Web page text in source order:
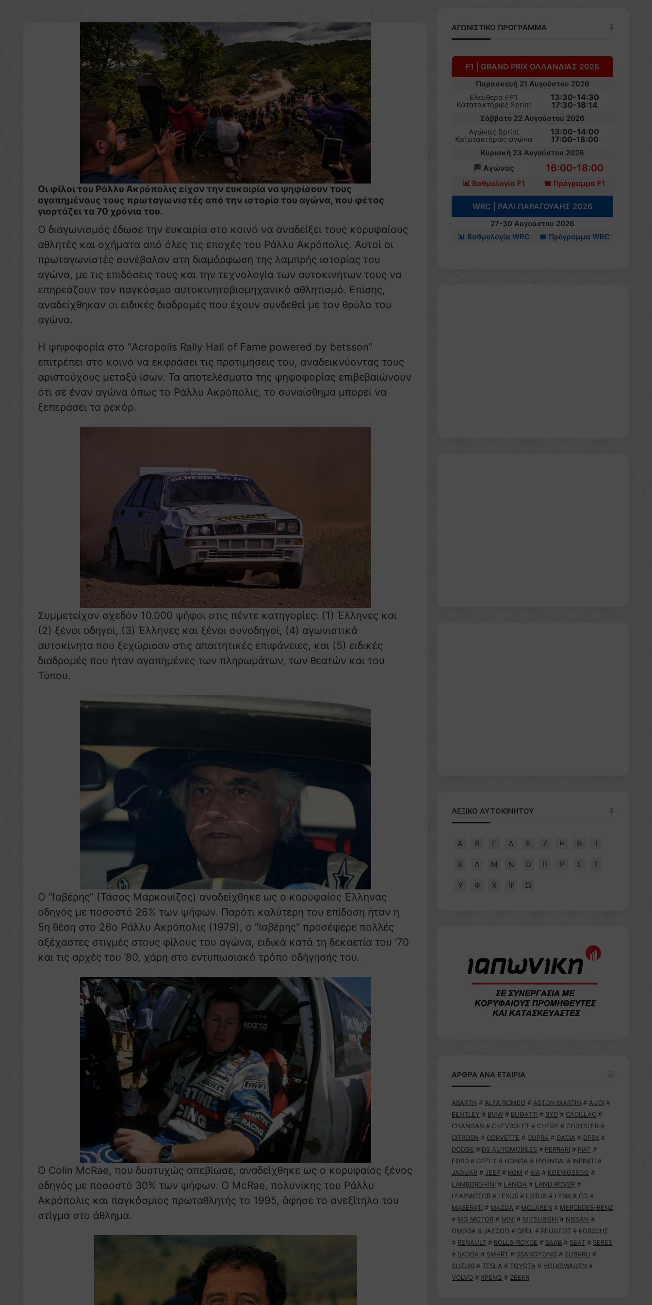
Οι φίλοι του Ράλλυ Ακρόπολις είχαν την ευκαιρία να ψηφίσουν τους
αγαπημένους τους πρωταγωνιστές από την ιστορία του αγώνα, που φέτος
γιορτάζει τα 70 χρόνια του.
Ο διαγωνισμός έδωσε την ευκαιρία στο κοινό να αναδείξει τους κορυφαίους
αθλητές και οχήματα από όλες τις εποχές του Ράλλυ Ακρόπολις. Αυτοί οι
πρωταγωνιστές συνέβαλαν στη διαμόρφωση της λαμπρής ιστορίας του
αγώνα, με τις επιδόσεις τους και την τεχνολογία των αυτοκινήτων τους να
επηρεάζουν τον παγκόσμιο αυτοκινητοβιομηχανικό αθλητισμό. Επίσης,
αναδείχθηκαν οι ειδικές διαδρομές που έχουν συνδεθεί με τον θρύλο του
αγώνα.
Η ψηφοφορία στο “Acropolis Rally Hall of Fame powered by betsson”
επιτρέπει στο κοινό να εκφράσει τις προτιμήσεις του, αναδεικνύοντας τους
αριστούχους μεταξύ ίσων. Τα αποτελέσματα της ψηφοφορίας επιβεβαιώνουν
ότι σε έναν αγώνα όπως το Ράλλυ Ακρόπολις, το συναίσθημα μπορεί να
ξεπεράσει τα ρεκόρ.
Συμμετείχαν σχεδόν 10.000 ψήφοι στις πέντε κατηγορίες: (1) Έλληνες και
(2) ξένοι οδηγοί, (3) Έλληνες και ξένοι συνοδηγοί, (4) αγωνιστικά
αυτοκίνητα που ξεχώρισαν στις απαιτητικές επιφάνειες, και (5) ειδικές
διαδρομές που ήταν αγαπημένες των πληρωμάτων, των θεατών και του
Τύπου.
Ο “Ιαβέρης” (Τάσος Μαρκουίζος) αναδείχθηκε ως ο κορυφαίος Έλληνας
οδηγός με ποσοστό 26% των ψήφων. Παρότι καλύτερη του επίδοση ήταν η
5η θέση στο 26ο Ράλλυ Ακρόπολις (1979), ο “Ιαβέρης” προσέφερε πολλές
αξέχαστες στιγμές στους φίλους του αγώνα, ειδικά κατά τη δεκαετία του ’70
και τις αρχές του ’80, χάρη στο εντυπωσιακό τρόπο οδήγησής του.
Ο Colin McRae, που δυστυχώς απεβίωσε, αναδείχθηκε ως ο κορυφαίος ξένος
οδηγός με ποσοστό 30% των ψήφων. Ο McRae, πολυνίκης του Ράλλυ
Ακρόπολις και παγκόσμιος πρωταθλητής το 1995, άφησε το ανεξίτηλο του
στίγμα στο άθλημα.
ΑΓΩΝΙΣΤΙΚΟ ΠΡΟΓΡΑΜΜΑ
F1 | GRAND PRIX ΟΛΛΑΝΔΙΑΣ 2026
Παρασκευή 21 Αυγούστου 2026
Ελεύθερα FP1
Κατατακτήριες Sprint
13:30-14:30
17:30-18:14
Σάββατο 22 Αυγούστου 2026
Αγώνας Sprint
Κατατακτήριες αγώνα
13:00-14:00
17:00-18:00
Κυριακή 23 Αυγούστου 2026
🏁 Αγώνας 16:00-18:00
📊 Βαθμολογία F1 📅 Πρόγραμμα F1
WRC | ΡΑΛΙ ΠΑΡΑΓΟΥΑΗΣ 2026
27-30 Αυγούστου 2026
📊 Βαθμολογία WRC
📅 Πρόγραμμα WRC
ΛΕΞΙΚΟ ΑΥΤΟΚΙΝΗΤΟΥ
Α Β Γ Δ Ε Ζ Η Θ Ι
Κ Λ Μ Ν Ο Π Ρ Σ Τ
Υ Φ Χ Ψ Ω
ΑΡΘΡΑ ΑΝΑ ΕΤΑΙΡΙΑ
ABARTH # ALFA ROMEO # ASTON MARTIN # AUDI #
BENTLEY # BMW # BUGATTI # BYD # CADILLAC #
CHANGAN # CHEVROLET # CHERY # CHRYSLER #
CITROEN # CORVETTE # CUPRA # DACIA # DFSK #
DODGE # DS AUTOMOBILES # FERRARI # FIAT #
FORD # GEELY # HONDA # HYUNDAI # INFINITI #
JAGUAR # JEEP # KGM # KIA # KOENIGSEGG #
LAMBORGHINI # LANCIA # LAND ROVER #
LEAPMOTOR # LEXUS # LOTUS # LYNK & CO #
MASERATI # MAZDA # MCLAREN # MERCEDES-BENZ
# MG MOTOR # MINI # MITSUBISHI # NISSAN #
OMODA & JAECOO # OPEL # PEUGEOT # PORSCHE
# RENAULT # ROLLS-ROYCE # SAAB # SEAT # SERES
# SKODA # SMART # SSANGYONG # SUBARU #
SUZUKI # TESLA # TOYOTA # VOLKSWAGEN #
VOLVO # XPENG # ZEEKR